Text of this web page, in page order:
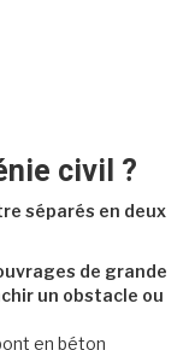
civil ?
séparés en deux
de grande
un obstacle ou
en béton